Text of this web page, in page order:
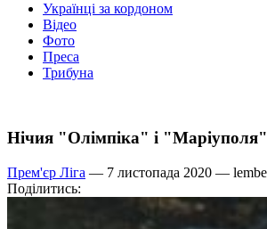
Українці за кордоном
Відео
Фото
Преса
Трибуна
Нічия "Олімпіка" і
Прем'єр Ліга — 7 листопада 2020 —
Поділитись: